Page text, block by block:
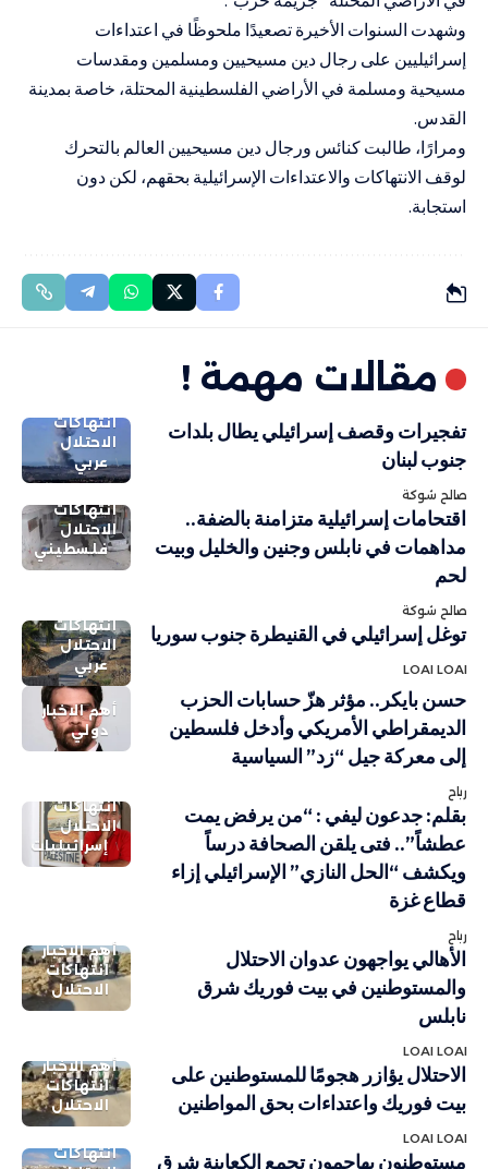
وشهدت السنوات الأخيرة تصعيدًا ملحوظًا في اعتداءات
إسرائيليين على رجال دين مسيحيين ومسلمين ومقدسات
مسيحية ومسلمة في الأراضي الفلسطينية المحتلة، خاصة بمدينة
القدس.
ومرارًا، طالبت كنائس ورجال دين مسيحيين العالم بالتحرك
لوقف الانتهاكات والاعتداءات الإسرائيلية بحقهم، لكن دون
استجابة.
مقالات مهمة !
انتهاكات
الاحتلال
عربي
تفجيرات وقصف إسرائيلي يطال بلدات
جنوب لبنان
صالح شوكة
انتهاكات
الاحتلال
فلسطيني
اقتحامات إسرائيلية متزامنة بالضفة..
مداهمات في نابلس وجنين والخليل وبيت
لحم
صالح شوكة
انتهاكات
الاحتلال
عربي
توغل إسرائيلي في القنيطرة جنوب سوريا
LOAI LOAI
أهم الاخبار
دولي
حسن بايكر.. مؤثر هزّ حسابات الحزب
الديمقراطي الأمريكي وأدخل فلسطين
إلى معركة جيل “زد” السياسية
رباح
انتهاكات
الاحتلال
إسرائيليات
بقلم: جدعون ليفي : “من يرفض يمت
عطشاً”.. فتى يلقن الصحافة درساً
ويكشف “الحل النازي” الإسرائيلي إزاء
قطاع غزة
رباح
أهم الاخبار
انتهاكات
الاحتلال
الأهالي يواجهون عدوان الاحتلال
والمستوطنين في بيت فوريك شرق
نابلس
LOAI LOAI
أهم الاخبار
انتهاكات
الاحتلال
الاحتلال يؤازر هجومًا للمستوطنين على
بيت فوريك واعتداءات بحق المواطنين
LOAI LOAI
انتهاكات
مستوطنون يهاجمون تجمع الكعابنة شرق